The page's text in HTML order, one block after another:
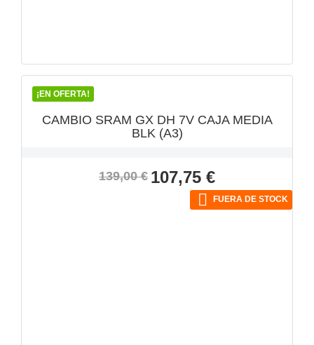
¡EN OFERTA!
CAMBIO SRAM GX DH 7V CAJA MEDIA
BLK (A3)
Precio
139,00 € Precio
107,75 €
 FUERA DE STOCK